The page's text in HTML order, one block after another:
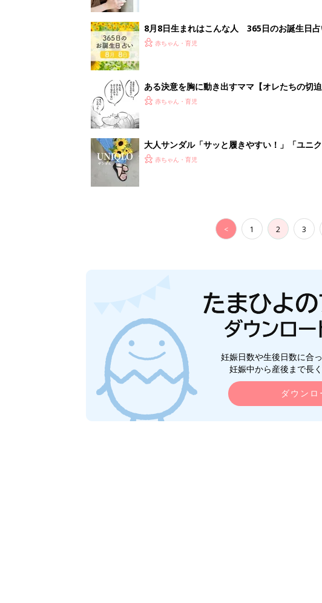
8月8日生まれはこんな人 365日のお誕生日占
赤ちゃん・育児
ある決意を胸に動き出すママ【オレたちの切
赤ちゃん・育児
大人サンダル「サッと履きやすい！」「ユニ
赤ちゃん・育児
< 1 2 3
妊娠日数や生後日数に合
妊娠中から産後まで長
ダウンロ